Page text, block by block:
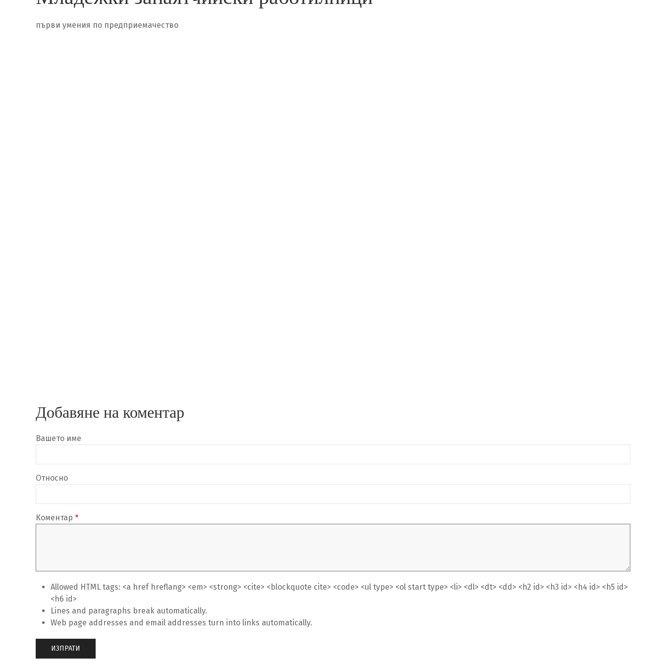
първи умения по предприемачество
Добавяне на коментар
Вашето име
Относно
Коментар
Allowed HTML tags: <a href hreflang> <em> <strong> <cite> <blockquote cite> <code> <ul type> <ol start type> <li> <dl> <dt> <dd> <h2 id> <h3 id> <h4 id> <h5 id>
<h6 id>
Lines and paragraphs break automatically.
Web page addresses and email addresses turn into links automatically.